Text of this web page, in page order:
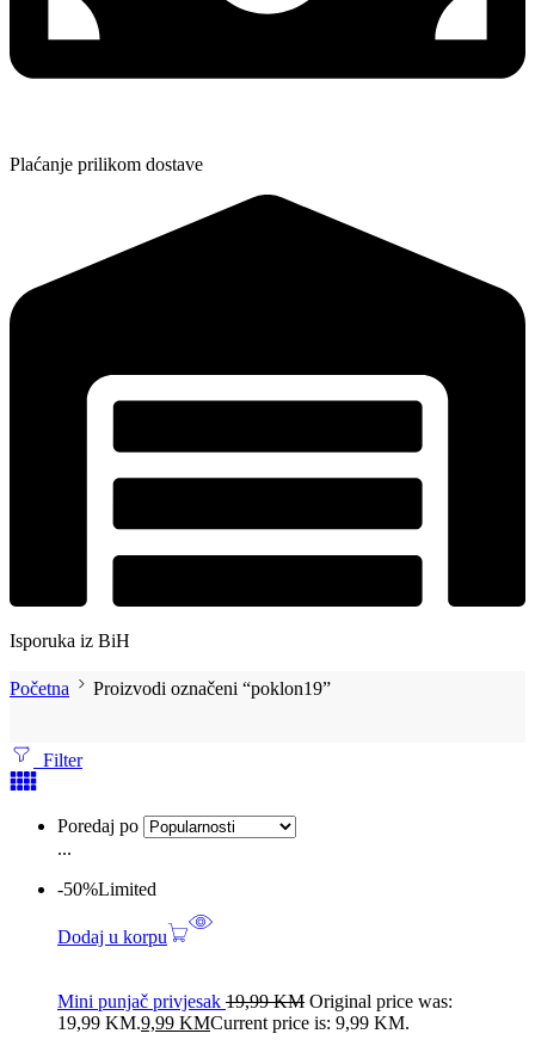
Plaćanje prilikom dostave
Isporuka iz BiH
Početna Proizvodi označeni “poklon19”
Filter
Poredaj po
...
-50%Limited
Dodaj u korpu
Mini punjač privjesak 19,99KM Original price was:
19,99 KM.9,99 KMCurrent price is: 9,99 KM.